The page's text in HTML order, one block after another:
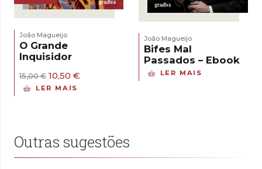
João Magueijo
O Grande
Inquisidor
15,00€ O
preço
10,50 €
LER MAIS
João Magueijo
Bifes Mal
Passados – Ebook
LER MAIS
Outras sugestões